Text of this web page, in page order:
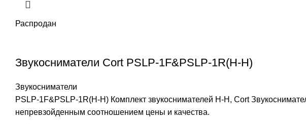
Распродан
Звукосниматели Cort PSLP-1F&PSLP-1R(H-H)
Звукосниматели
PSLP-1F&PSLP-1R(H-H) Комплект звукоснимателей H-H, Cort
непревзойденным соотношением цены и качества.